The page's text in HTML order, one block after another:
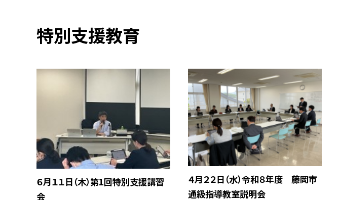
特別支援教育
６月１１日（木）第1回特別支援講習
会
４月２２日（水）令和８年度 藤岡市
通級指導教室説明会